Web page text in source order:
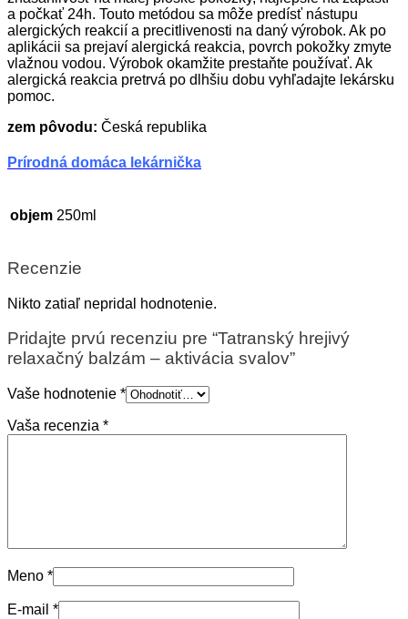
a počkať 24h. Touto metódou sa môže predísť nástupu
alergických reakcií a precitlivenosti na daný výrobok. Ak po
aplikácii sa prejaví alergická reakcia, povrch pokožky zmyte
vlažnou vodou. Výrobok okamžite prestaňte používať. Ak
alergická reakcia pretrvá po dlhšiu dobu vyhľadajte lekársku
pomoc.
zem pôvodu: Česká republika
Prírodná domáca lekárnička
objem 250ml
Recenzie
Nikto zatiaľ nepridal hodnotenie.
Pridajte prvú recenziu pre “Tatranský hrejivý
relaxačný balzám – aktivácia svalov”
Vaše hodnotenie *
Vaša recenzia *
Meno *
E-mail *